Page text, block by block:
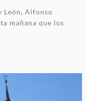
León, Alfonso
mañana que los